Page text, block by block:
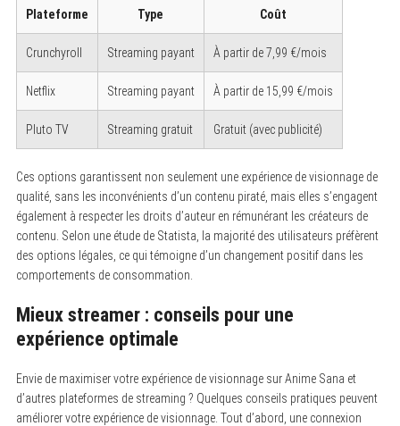
Plateforme Type Coût
Crunchyroll Streaming payant À partir de 7,99 €/mois
Netflix Streaming payant À partir de 15,99 €/mois
Pluto TV Streaming gratuit Gratuit (avec publicité)
Ces options garantissent non seulement une expérience de visionnage de
qualité, sans les inconvénients d’un contenu piraté, mais elles s’engagent
également à respecter les droits d’auteur en rémunérant les créateurs de
contenu. Selon une étude de Statista, la majorité des utilisateurs préfèrent
des options légales, ce qui témoigne d’un changement positif dans les
comportements de consommation.
Mieux streamer : conseils pour une
expérience optimale
Envie de maximiser votre expérience de visionnage sur Anime Sana et
d’autres plateformes de streaming ? Quelques conseils pratiques peuvent
améliorer votre expérience de visionnage. Tout d’abord, une connexion